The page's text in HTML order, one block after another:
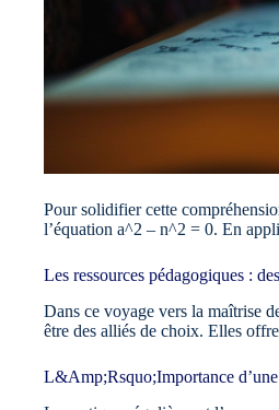
Pour solidifier cette
l’équation a^2 – n^2 = 0. En
Les ressources pédagogiques :
Dans ce voyage vers la maîtrise
être des alliés de choix. Elles
L&Amp;Rsquo;Importance